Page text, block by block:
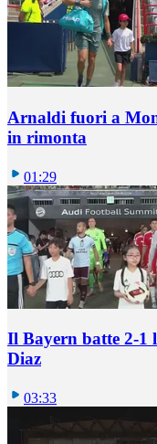
Arnaldi fuori a
in rimonta
01:29
Il Bayern batte 2-1
Diaz
03:33